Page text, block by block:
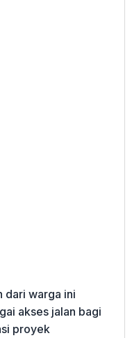
dari warga ini
akses jalan bagi
proyek